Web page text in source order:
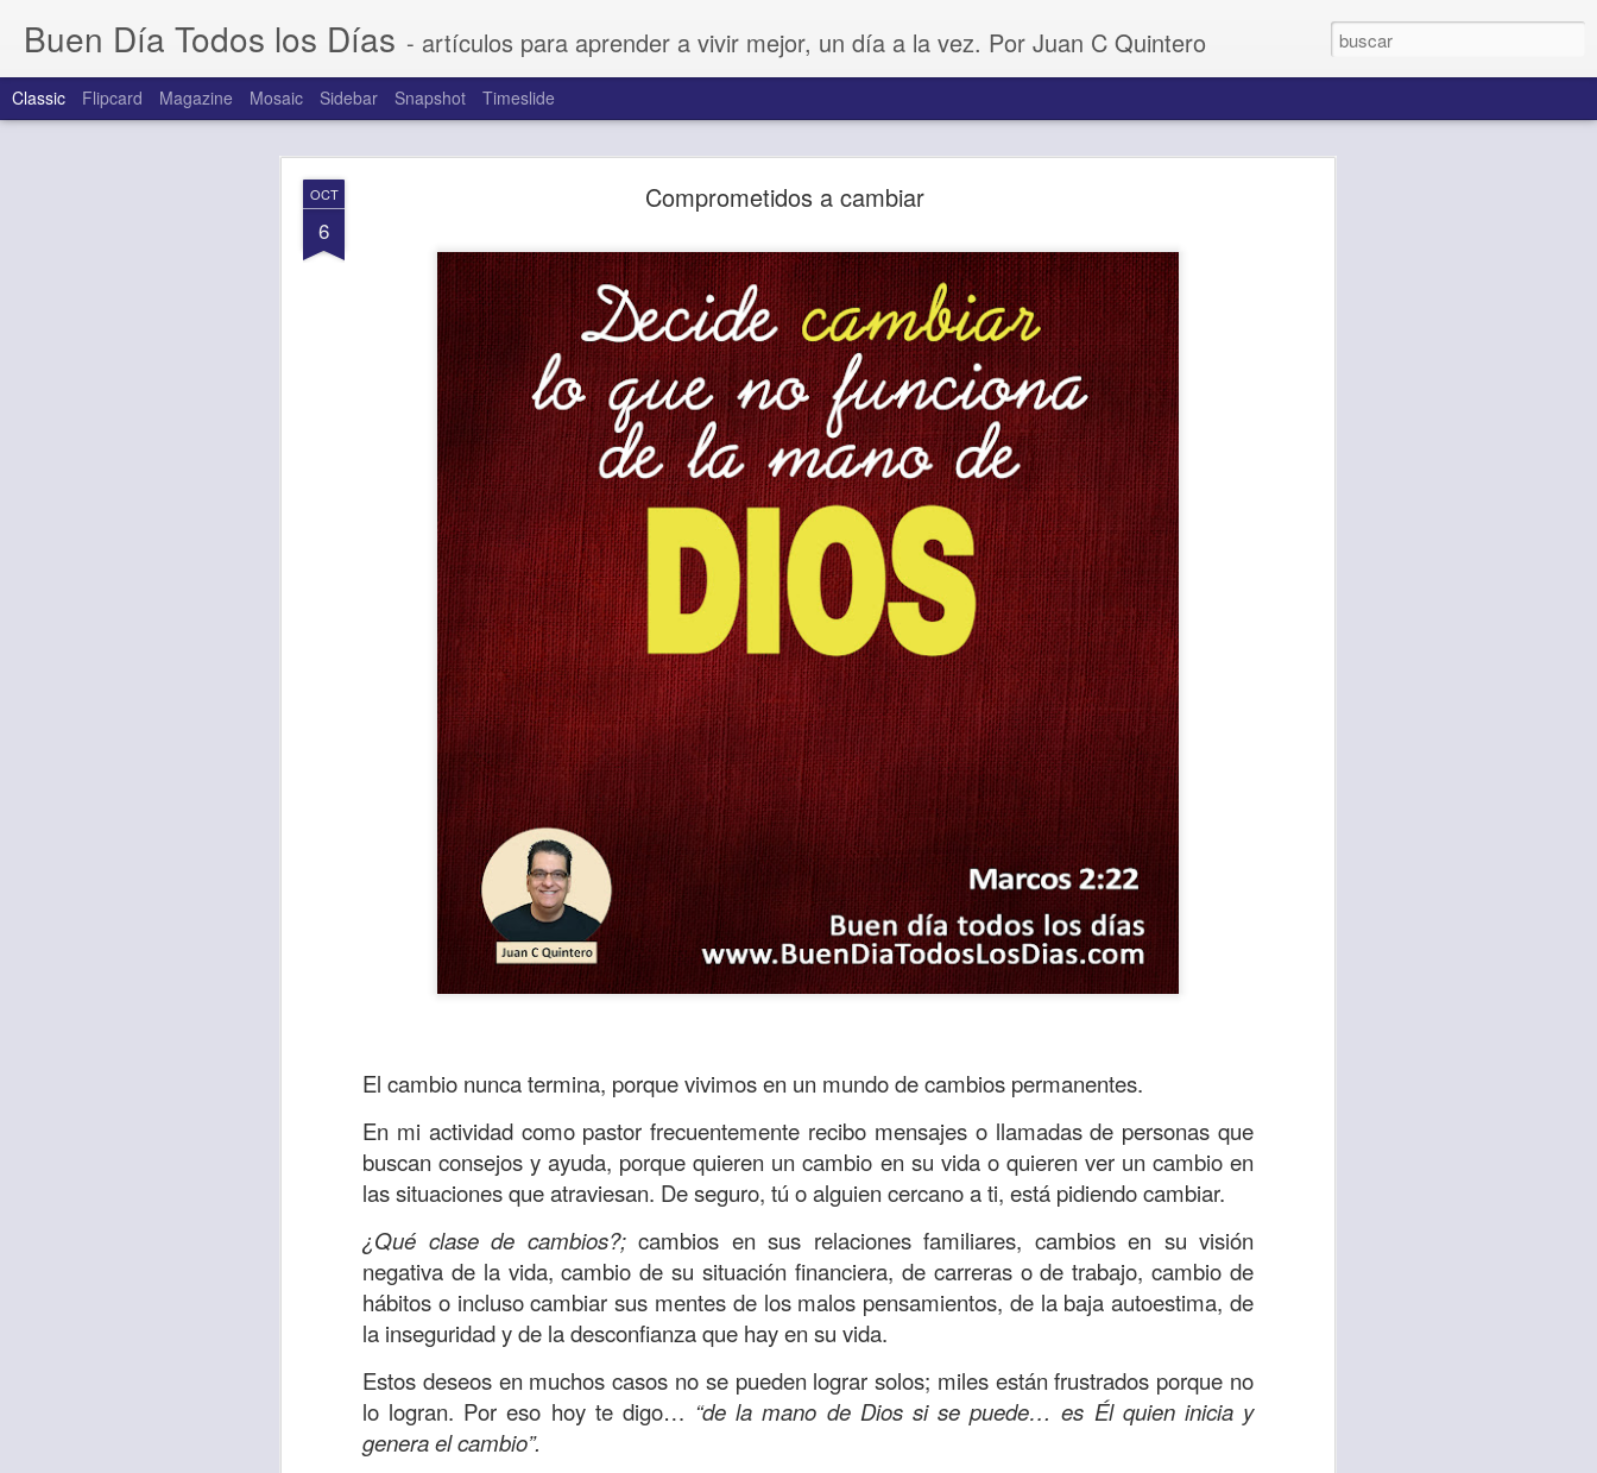
OCT
6
Comprometidos a cambiar
El cambio nunca termina, porque vivimos en un mundo de cambios permanentes.
En mi actividad como pastor frecuentemente recibo mensajes o llamadas de personas que
buscan consejos y ayuda, porque quieren un cambio en su vida o quieren ver un cambio en
las situaciones que atraviesan. De seguro, tú o alguien cercano a ti, está pidiendo cambiar.
¿Qué clase de cambios?;cambios en sus relaciones familiares, cambios en su visión
negativa de la vida, cambio de su situación financiera, de carreras o de trabajo, cambio de
hábitos o incluso cambiar sus mentes de los malos pensamientos, de la baja autoestima, de
la inseguridad y de la desconfianza que hay en su vida.
Estos deseos en muchos casos no se pueden lograr solos; miles están frustrados porque no
lo logran. Por eso hoy te digo… “de la mano de Dios si se puede… es Él quien inicia y
genera el cambio”.
Buen Día Todos los Días - artículos para aprender a vivir mejor, un día a la vez. Por Juan C Quintero
Classic Flipcard Magazine Mosaic Sidebar Snapshot Timeslide
Amar sin fingimiento
Para muchos, la vida es una carrera continua de actividades perfectamente agendadas
acorde con una lista de logros esperados, la mayoría de ellos relacionados con el trabajo, los
logros profesionales e incluso los logros en el cuidado del cuerpo en el gimnasio.
“amados” , es decir, a nuestra familia.
Yo tengo gratos recuerdos del amor de mis padres y abuelos; y tal vez tú también tengas
esos buenos recuerdos; lo cierto es que para la mayoría de ellos ese amor significó inversión
de tiempo, muchos incluso sacrificando sus aspiraciones personales por estar en casa y dar
lo mejor que tenían por su familia.
Te invito a reflexionar sobre: ¿Cuáles son tus prioridades?, ¿En qué lugar está el amor hacia
tu familia?
En la Biblia, el capítulo 12 de la carta a los romanos se conoce como la lista de los deberes
del cristiano. Esta contiene recomendaciones sabias y justas para llevar una vida correcta.
Particularmente, en el verso 9 dice lo siguiente:“El amor sea sin fingimiento. Aborreced lo
malo, seguid lo bueno